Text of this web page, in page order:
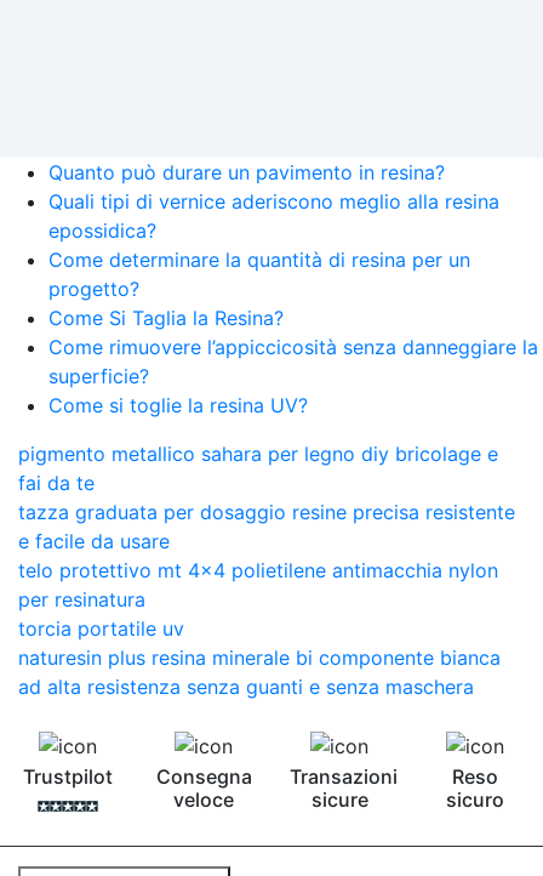
Quanto può durare un pavimento in resina?
Quali tipi di vernice aderiscono meglio alla resina
epossidica?
Come determinare la quantità di resina per un
progetto?
Come Si Taglia la Resina?
Come rimuovere l’appiccicosità senza danneggiare la
superficie?
Come si toglie la resina UV?
pigmento metallico sahara per legno diy bricolage e
fai da te
tazza graduata per dosaggio resine precisa resistente
e facile da usare
telo protettivo mt 4x4 polietilene antimacchia nylon
per resinatura
torcia portatile uv
naturesin plus resina minerale bi componente bianca
ad alta resistenza senza guanti e senza maschera
Trustpilot
Consegna
veloce
Transazioni
sicure
Reso
sicuro